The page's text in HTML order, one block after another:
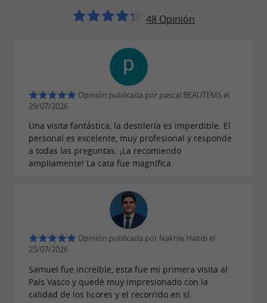
Las visitas guiadas duran aproximadamente
realizan en francés, en grupos de hasta 10
personas. El precio es de 12 € por persona, y los
menores de 12 años entran gratis. Los residentes
de Pirineos Atlánticos disfrutan de una tarifa
reducida de 9 € presentando un justificante de
residencia.
Reserva una visita a la destilería.
Sin visita guiada, la tienda permanece abierta
durante todo el verano de lunes a sábado de
10:00 a 13:00 y de 14:00 a 19:00, con degustación
gratuita sin reserva para un máximo de 5
personas.
48 Opinión
Opinión publicada por pascal BEAUTEMS el
29/07/2026
Una visita fantástica, la destilería es imperdible. El
personal es excelente, muy profesional y responde
a todas las preguntas. ¡La recomiendo
ampliamente! La cata fue magnífica.
Opinión publicada por Nakhle Habib el
23/07/2026
Samuel fue increíble, esta fue mi primera visita al
País Vasco y quedé muy impresionado con la
calidad de los licores y el recorrido en sí.